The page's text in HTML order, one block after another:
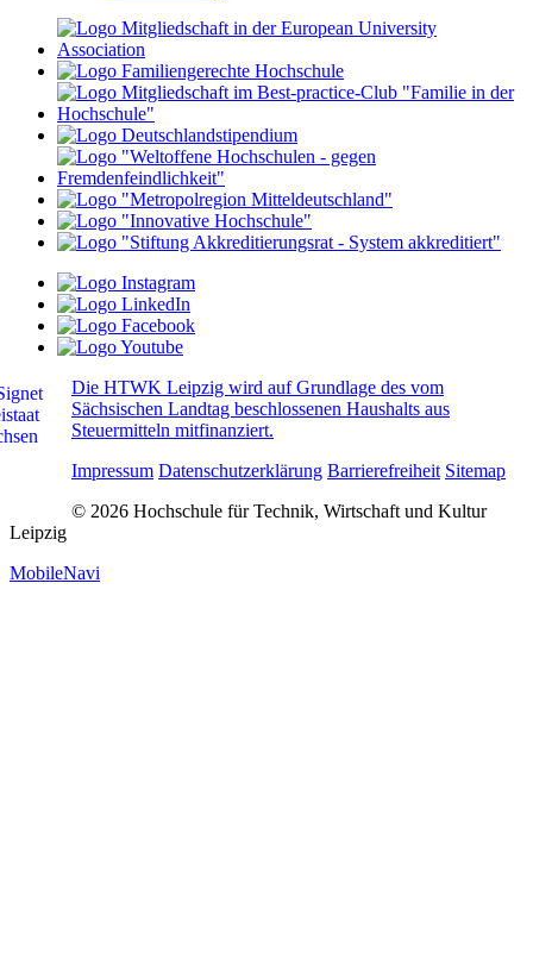
Die HTWK Leipzig wird auf Grundlage des vom
Sächsischen Landtag beschlossenen Haushalts aus
Steuermitteln mitfinanziert.
Impressum Datenschutzerklärung Barrierefreiheit Sitemap
© 2026 Hochschule für Technik, Wirtschaft und Kultur
Leipzig
MobileNavi